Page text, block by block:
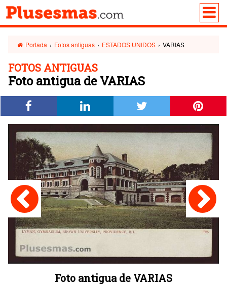
Portada › Fotos antiguas › ESTADOS UNIDOS › VARIAS
FOTOS ANTIGUAS
Foto antigua de VARIAS
Foto antigua de VARIAS